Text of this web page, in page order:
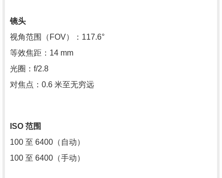
镜头
视角范围（FOV）：117.6°
等效焦距：14 mm
光圈：f/2.8
对焦点：0.6 米至无穷远
ISO 范围
100 至 6400（自动）
100 至 6400（手动）